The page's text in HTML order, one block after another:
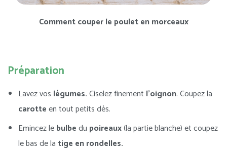
Comment couper le poulet en morceaux
Préparation
Lavez vos légumes.Ciselez finement l’oignon. Coupez la
carotteen tout petits dès.
Emincez lebulbedu poireaux(la partie blanche) et coupez
le bas de la tige en rondelles.